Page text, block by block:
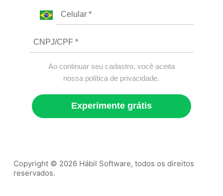
Ao continuar seu cadastro, você aceita
nossa política de privacidade.
Experimente grátis
Copyright © 2026 Hábil Software, todos os direitos
reservados.